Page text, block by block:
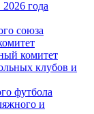
года
союза
комитет
клубов и
футбола
и